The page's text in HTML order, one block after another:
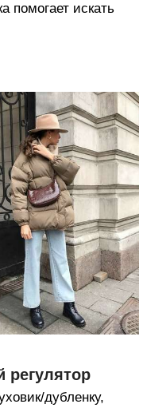
помогает искать
дубленку,